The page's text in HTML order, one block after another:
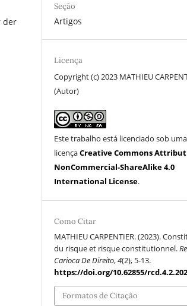
der
Seção
Artigos
Licença
Copyright (c) 2023 MATHIEU
(Autor)
Este trabalho está licenciado sob uma
licençaCreative Commons
NonCommercial-ShareAlike 4.0
International License.
Como Citar
MATHIEU CARPENTIER. (2023).
du risque et risque constitutionnel.
Carioca De Direito,4(2), 5-13.
https://doi.org/10.62855/
Formatos de Citação